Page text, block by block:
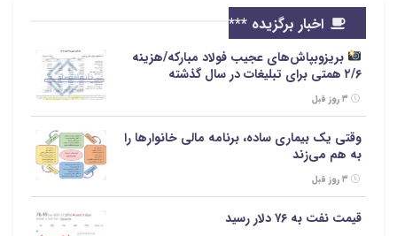
اخبار برگزیده ***
بریزوبپاش‌های عجیب فولاد مبارکه/هزینه
۲/۶ همتی برای تبلیغات در سال گذشته
وقتی یک بیماری ساده، برنامه مالی خانوارها را
به هم می‌زند
قیمت نفت به ۷۶ دلار رسید